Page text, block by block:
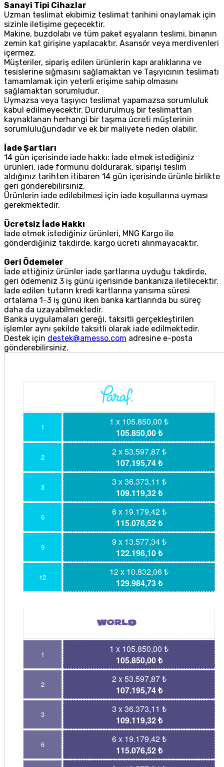
Sanayi Tipi Cihazlar
Uzman teslimat ekibimiz teslimat tarihini onaylamak için
sizinle iletişime geçecektir.
Makine, buzdolabı ve tüm paket eşyaların teslimi, binanın
zemin kat girişine yapılacaktır. Asansör veya merdivenleri
içermez.
Müşteriler, sipariş edilen ürünlerin kapı aralıklarına ve
tesislerine sığmasını sağlamaktan ve Taşıyıcının teslimatı
tamamlamak için yeterli erişime sahip olmasını
sağlamaktan sorumludur.
Uymazsa veya taşıyıcı teslimat yapamazsa sorumluluk
kabul edilmeyecektir. Durdurulmuş bir teslimattan
kaynaklanan herhangi bir taşıma ücreti müşterinin
sorumluluğundadır ve ek bir maliyete neden olabilir.
İade Şartları
14 gün içerisinde iade hakkı: İade etmek istediğiniz
ürünleri, iade formunu doldurarak, siparişi teslim
aldığınız tarihten itibaren 14 gün içerisinde ürünle birlikte
geri gönderebilirsiniz.
Ürünlerin iade edilebilmesi için iade koşullarına uyması
gerekmektedir.
Ücretsiz İade Hakkı
İade etmek istediğiniz ürünleri, MNG Kargo ile
gönderdiğiniz takdirde, kargo ücreti alınmayacaktır.
Geri Ödemeler
İade ettiğiniz ürünler iade şartlarına uyduğu takdirde,
geri ödemeniz 3 iş günü içerisinde bankanıza iletilecektir.
İade edilen tutarın kredi kartlarına yansıma süresi
ortalama 1-3 iş günü iken banka kartlarında bu süreç
daha da uzayabilmektedir.
Banka uygulamaları gereği, taksitli gerçekleştirilen
işlemler aynı şekilde taksitli olarak iade edilmektedir.
Destek için destek@amesso.com adresine e-posta
gönderebilirsiniz.
1
1 x 105.850,00 ₺
105.850,00 ₺
2
2 x 53.597,87 ₺
107.195,74 ₺
3
3 x 36.373,11 ₺
109.119,32 ₺
6
6 x 19.179,42 ₺
115.076,52 ₺
9
9 x 13.577,34 ₺
122.196,10 ₺
12
12 x 10.832,06 ₺
129.984,73 ₺
1
1 x 105.850,00 ₺
105.850,00 ₺
2
2 x 53.597,87 ₺
107.195,74 ₺
3
3 x 36.373,11 ₺
109.119,32 ₺
6
6 x 19.179,42 ₺
115.076,52 ₺